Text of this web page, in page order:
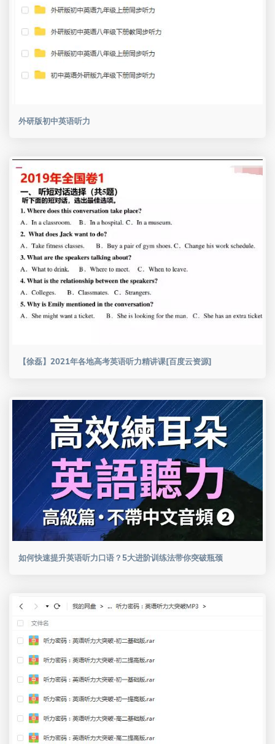
外研版初中英语听力
【徐磊】2021年各地高考英语听力精讲课[百度云资源]
如何快速提升英语听力口语？5大进阶训练法带你突破瓶颈